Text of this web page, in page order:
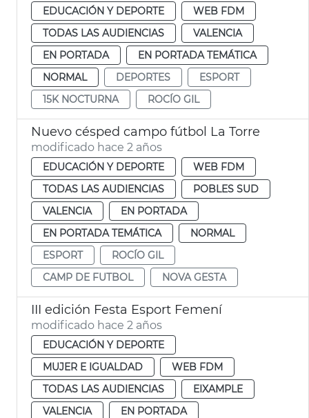
EDUCACIÓN Y DEPORTE
WEB FDM
TODAS LAS AUDIENCIAS
VALENCIA
EN PORTADA
EN PORTADA TEMÁTICA
NORMAL
DEPORTES
ESPORT
15K NOCTURNA
ROCÍO GIL
Nuevo césped campo fútbol La Torre
modificado hace 2 años
EDUCACIÓN Y DEPORTE
WEB FDM
TODAS LAS AUDIENCIAS
POBLES SUD
VALENCIA
EN PORTADA
EN PORTADA TEMÁTICA
NORMAL
ESPORT
ROCÍO GIL
CAMP DE FUTBOL
NOVA GESTA
III edición Festa Esport Femení
modificado hace 2 años
EDUCACIÓN Y DEPORTE
MUJER E IGUALDAD
WEB FDM
TODAS LAS AUDIENCIAS
EIXAMPLE
VALENCIA
EN PORTADA